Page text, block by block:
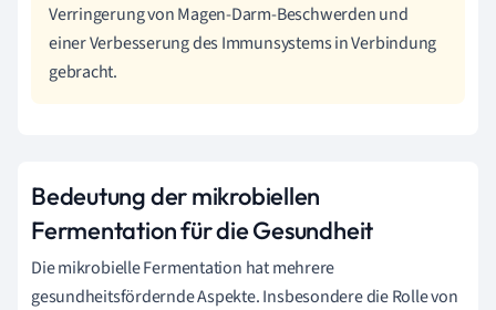
Verringerung von Magen-Darm-Beschwerden und
einer Verbesserung des Immunsystems in Verbindung
gebracht.
Bedeutung der mikrobiellen
Fermentation für die Gesundheit
Die mikrobielle Fermentation hat mehrere
gesundheitsfördernde Aspekte. Insbesondere die Rolle von